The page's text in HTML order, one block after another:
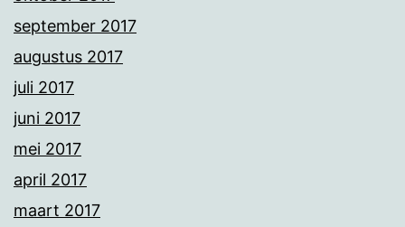
september 2017
augustus 2017
juli 2017
juni 2017
mei 2017
april 2017
maart 2017